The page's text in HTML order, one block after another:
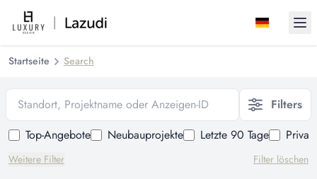
Startseite Search
Standort, Projektname oder Anzeigen-ID
Filters
Top-Angebote
Neubauprojekte Letzte 90 Tage
Weitere Filter Filter löschen